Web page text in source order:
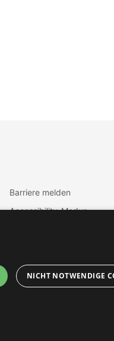
Barriere melden
Accessibility-Modus
NICHT NOTWENDIGE